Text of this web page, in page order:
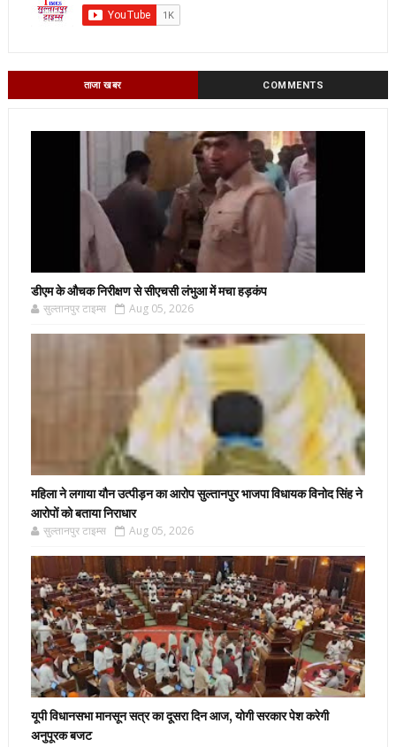
ताजा खबर COMMENTS
डीएम के औचक निरीक्षण से सीएचसी लंभुआ में मचा हड़कंप
सुल्तानपुर टाइम्स Aug 05, 2026
महिला ने लगाया यौन उत्पीड़न का आरोप सुल्तानपुर भाजपा विधायक विनोद सिंह ने
आरोपों को बताया निराधार
सुल्तानपुर टाइम्स Aug 05, 2026
यूपी विधानसभा मानसून सत्र का दूसरा दिन आज, योगी सरकार पेश करेगी
अनुपूरक बजट